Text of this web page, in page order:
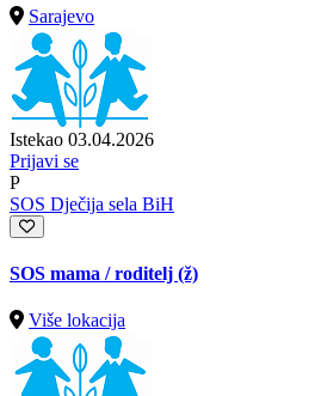
Sarajevo
Istekao 03.04.2026
Prijavi se
P
SOS Dječija sela BiH
SOS mama / roditelj (ž)
Više lokacija